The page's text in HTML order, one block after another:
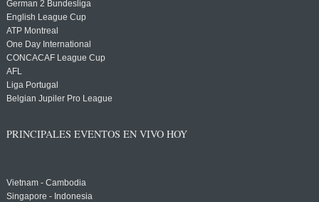
German 2 Bundesliga
English League Cup
ATP Montreal
One Day International
CONCACAF League Cup
AFL
Liga Portugal
Belgian Jupiler Pro League
PRINCIPALES EVENTOS EN VIVO HOY
Vietnam - Cambodia
Singapore - Indonesia